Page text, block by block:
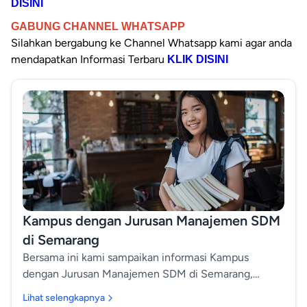
DISINI
GABUNG CHANNEL WHATSAPP
Silahkan bergabung ke Channel Whatsapp kami agar anda
mendapatkan Informasi Terbaru KLIK DISINI
Kampus dengan Jurusan Manajemen SDM
di Semarang
Bersama ini kami sampaikan informasi Kampus
dengan Jurusan Manajemen SDM di Semarang,
Lihat selengkapnya